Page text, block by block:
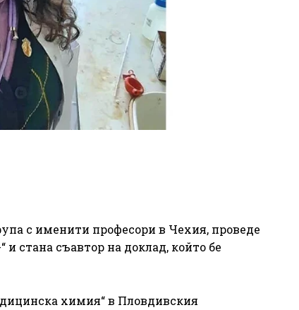
с именити професори в Чехия, проведе
стана съавтор на доклад, който бе
химия“ в Пловдивския